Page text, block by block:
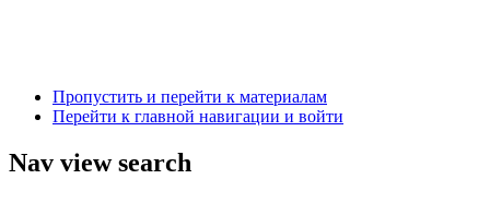
Пропустить и перейти к материалам
Перейти к главной навигации и войти
Nav view search